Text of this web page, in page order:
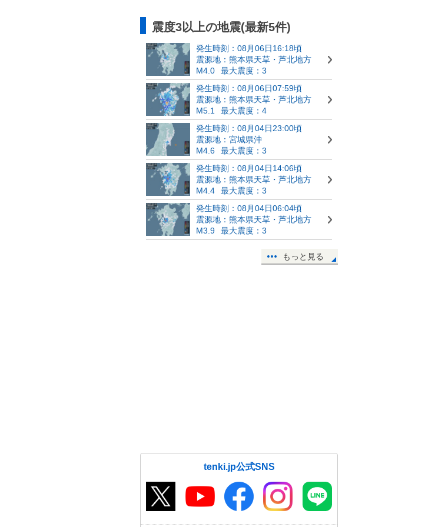
震度3以上の地震(最新5件)
発生時刻：08月06日16:18頃
震源地：熊本県天草・芦北地方
M4.0
最大震度：3
発生時刻：08月06日07:59頃
震源地：熊本県天草・芦北地方
M5.1
最大震度：4
発生時刻：08月04日23:00頃
震源地：宮城県沖
M4.6
最大震度：3
発生時刻：08月04日14:06頃
震源地：熊本県天草・芦北地方
M4.4
最大震度：3
発生時刻：08月04日06:04頃
震源地：熊本県天草・芦北地方
M3.9
最大震度：3
もっと見る
tenki.jp公式SNS